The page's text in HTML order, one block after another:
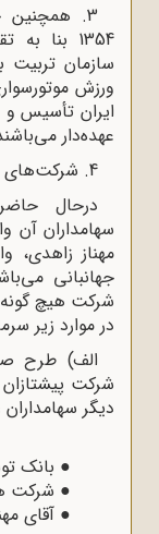
3.
1354
سازمان
ورزش
ایران تأسیس
عهده‌دار
4. شرکت‌های خصوصی.
درحال
سهامداران آن
مهناز زاهدی،
جهانبانی
شرکت هیچ گونه
در موارد زیر
الف) طرح
دیگر سهامداران
● بانک
● شرکت
● آقای